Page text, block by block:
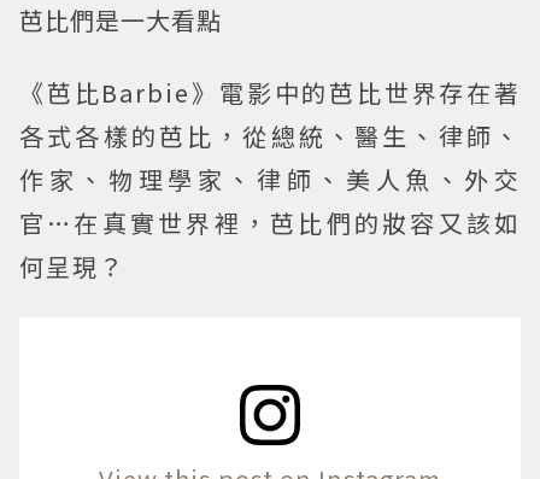
芭比們是一大看點
《芭比Barbie》電影中的芭比世界存在著
各式各樣的芭比，從總統、醫生、律師、
作家、物理學家、律師、美人魚、外交
官…在真實世界裡，芭比們的妝容又該如
何呈現？